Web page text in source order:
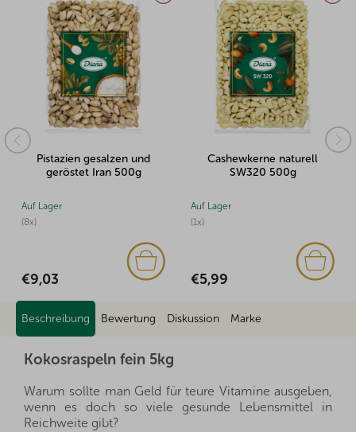
Pistazien gesalzen und
geröstet Iran 500g
(8x)
Auf Lager
€9,03
Cashewkerne naturell
SW320 500g
(1x)
Auf Lager
€5,99
Beschreibung Bewertung Diskussion Marke
Kokosraspeln fein 5kg
Warum sollte man Geld für teure Vitamine ausgeben,
wenn es doch so viele gesunde Lebensmittel in
Reichweite gibt?